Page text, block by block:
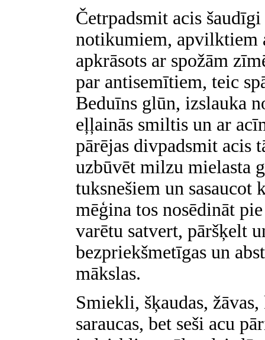
Četrpadsmit acis
notikumiem, apvilktiem
apkrāsots ar spožām
par antisemītiem, teic
Beduīns glūn, izslauka
eļļainās smiltis un ar
pārējas divpadsmit acis
uzbūvēt milzu mielasta
tuksnešiem un sasaucot
mēģina tos nosēdināt
varētu satvert, pāršķelt
bezpriekšmetīgas un
mākslas.
Smiekli, šķaudas,
saraucas, bet seši acu